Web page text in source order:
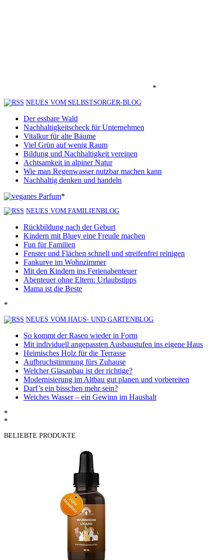
*
NEUES VOM SELBSTSORGER-BLOG
Der essbare Wald
Nachhaltigkeitscheck für Unternehmen
Vitalkur für alte Bäume
Viel Grün auf wenig Raum
Bildung und Nachhaltigkeit vereinen
Achtsamkeit in alpiner Natur
Wie man Regenwasser nutzbar machen kann
Nachhaltig denken und handeln
*
NEUES VOM FAMILIENBLOG
Rückbildung nach der Geburt
Kindern mit Bluey eine Freude machen
Fun für Familien
Fenster und Flächen schnell und streifenfrei reinigen
Fankurve im Wohnzimmer
Mit den Kindern ins Ferienabenteuer
Abenteuer ohne Eltern: Urlaubstipps
Mama ist die Beste
*
NEUES VOM HAUS- UND GARTENBLOG
So kommt der Rasen wieder in Form
Mit individuell angepassten Ausbaustufen ins eigene Haus
Heimisches Holz für die Terrasse
Aufbruchstimmung fürs Zuhause
Welcher Glasanbau ist der richtige?
Modernisierung im Altbau gut planen und vorbereiten
Darf’s ein bisschen mehr sein?
Weiches Wasser – ein Gewinn im Haushalt
*
*
BELIEBTE PRODUKTE